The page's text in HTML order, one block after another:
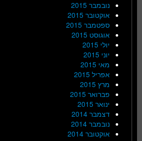
נובמבר 2015
אוקטובר 2015
ספטמבר 2015
אוגוסט 2015
יולי 2015
יוני 2015
מאי 2015
אפריל 2015
מרץ 2015
פברואר 2015
ינואר 2015
דצמבר 2014
נובמבר 2014
אוקטובר 2014